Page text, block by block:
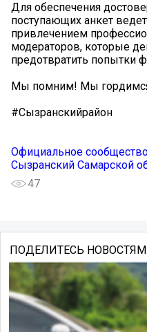
Для обеспечения
поступающих анкет
привлечением
модераторов, которые
предотвратить попытки
Мы помним! Мы
#Сызранскийрайон
Официальное
Сызранский Самарской
47
ПОДЕЛИТЕСЬ